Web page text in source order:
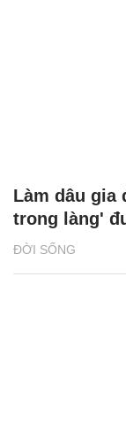
ĐỜI SỐNG
Làm dâu gia
trong làng'